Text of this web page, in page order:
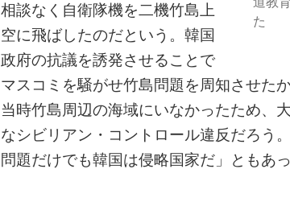
た
相談なく自衛隊機を二機竹島上
空に飛ばしたのだという。韓国
政府の抗議を誘発させることで
マスコミを騒がせ竹島問題を周知させた
当時竹島周辺の海域にいなかったため、
なシビリアン・コントロール違反だろう
問題だけでも韓国は侵略国家だ」ともあっ